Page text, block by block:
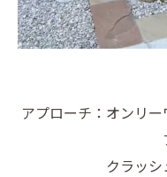
アプローチ：オンリ
クラッ